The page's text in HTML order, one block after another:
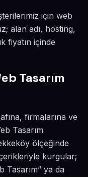
için web
alan adı, hosting,
fiyatın içinde
Tasarım
firmalarına ve
Tasarım
ölçeğinde
kurgular;
Tasarım” ya da